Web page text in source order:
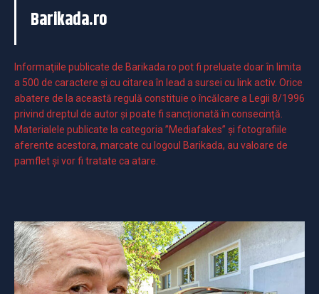
Barikada.ro
Informaţiile publicate de Barikada.ro pot fi preluate doar în limita
a 500 de caractere şi cu citarea în lead a sursei cu link activ. Orice
abatere de la această regulă constituie o încălcare a Legii 8/1996
privind dreptul de autor și poate fi sancționată în consecință.
Materialele publicate la categoria ”Mediafakes” și fotografiile
aferente acestora, marcate cu logoul Barikada, au valoare de
pamflet și vor fi tratate ca atare.